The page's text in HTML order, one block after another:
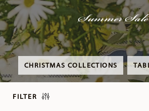
Summer Sale
CHRISTMAS COLLECTIONS
FILTER